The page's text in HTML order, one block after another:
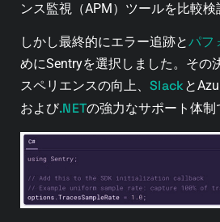
ンス監視（APM）ツールを比較検
しかし最終的にエラー追跡とパフ
めにSentryを選択しました。その
スペリエンスの向上、 Slack と
および.NETの強力なサポート体制